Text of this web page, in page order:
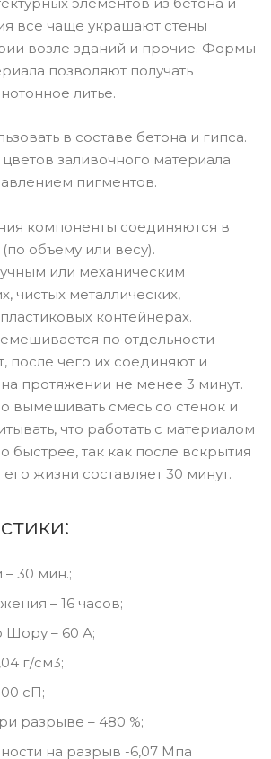
все чаще украшают стены
возле зданий и прочие. Формы
позволяют получать
литье.
в составе бетона и гипса.
заливочного материала
пигментов.
компоненты соединяются в
объему или весу).
или механическим
чистых металлических,
контейнерах.
по отдельности
после чего их соединяют и
протяжении не менее 3 минут.
вымешивать смесь со стенок и
что работать с материалом
быстрее, так как после вскрытия
жизни составляет 30 минут.
30 мин.;
– 16 часов;
Шору – 60 А;
г/см3;
сП;
разрыве – 480 %;
на разрыв -6,07 Мпа